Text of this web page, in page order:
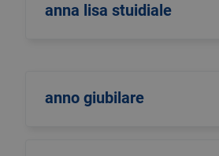
anna lisa stuidiale
anno giubilare